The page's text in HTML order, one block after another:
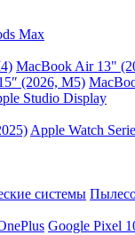
Max
MacBook Air 13"
(2026, M5)
Studio Display
Apple Watch
системы
Google Pixel